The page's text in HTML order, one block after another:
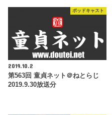
ポッドキャスト
2019.10.2
第563回 童貞ネット＠ねとらじ
2019.9.30放送分